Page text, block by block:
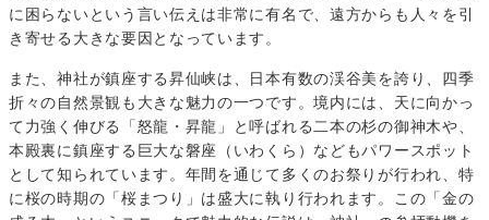
に困らないという言い伝えは非常に有名で、遠方からも人々を引
き寄せる大きな要因となっています。
また、神社が鎮座する昇仙峡は、日本有数の渓谷美を誇り、四季
折々の自然景観も大きな魅力の一つです。境内には、天に向かっ
て力強く伸びる「怒龍・昇龍」と呼ばれる二本の杉の御神木や、
本殿裏に鎮座する巨大な磐座（いわくら）などもパワースポット
として知られています。年間を通じて多くのお祭りが行われ、特
に桜の時期の「桜まつり」は盛大に執り行われます。この「金の